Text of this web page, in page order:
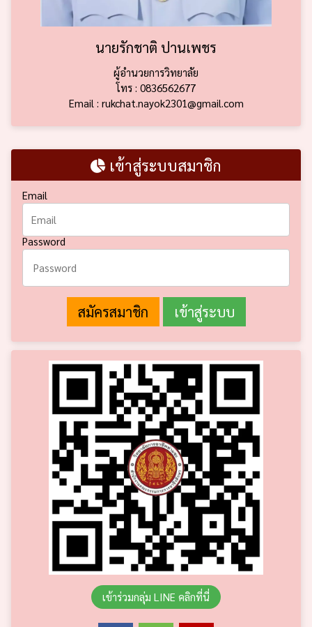
นายรักชาติ ปานเพชร
ผู้อำนวยการวิทยาลัย
โทร : 0836562677
Email : rukchat.nayok2301@gmail.com
เข้าสู่ระบบสมาชิก
Email
Password
สมัครสมาชิก
เข้าร่วมกลุ่ม LINE คลิกที่นี่